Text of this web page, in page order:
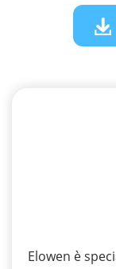
Elowen è